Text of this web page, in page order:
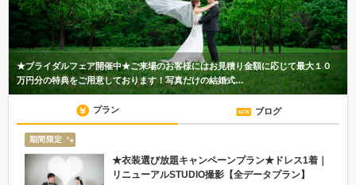
★ブライダルフェア開催中★ご来場のお客様にはお見積り金額に応じて最大１０
万円分の特典をご用意しております！写真だけの結婚式…
プラン ブログ
期間限定
★衣装選び放題キャンペーンプラン★ドレス1着｜
リニューアルSTUDIO撮影【全データプラン】